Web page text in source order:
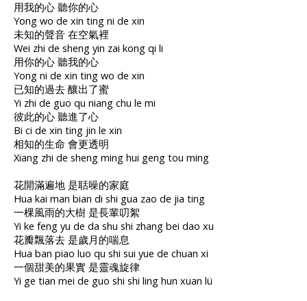
用我的心 聽你的心
Yong wo de xin ting ni de xin
未知的聲音 在空氣裡
Wei zhi de sheng yin zai kong qi li
用你的心 聽我的心
Yong ni de xin ting wo de xin
已知的過去 釀出了蜜
Yi zhi de guo qu niang chu le mi
彼此的心 聽進了心
Bi ci de xin ting jin le xin
相知的生命 會更透明
Xiang zhi de sheng ming hui geng tou ming
花開滿遍地 是聒噪的家庭
Hua kai man bian di shi gua zao de jia ting
一棵風雨的大樹 是長輩叨絮
Yi ke feng yu de da shu shi zhang bei dao xu
花瓣飄落去 是歲月的喘息
Hua ban piao luo qu shi sui yue de chuan xi
一個甜美的果實 是靈魂旋律
Yi ge tian mei de guo shi shi ling hun xuan lü